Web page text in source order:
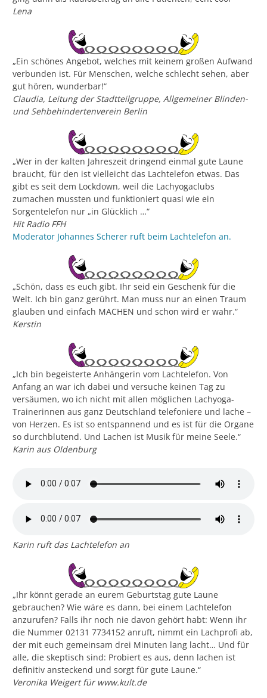
Lena
„Ein schönes Angebot, welches mit keinem großen Aufwand
verbunden ist. Für Menschen, welche schlecht sehen, aber
gut hören, wunderbar!“
Claudia, Leitung der Stadtteilgruppe, Allgemeiner Blinden-
und Sehbehindertenverein Berlin
„Wer in der kalten Jahreszeit dringend einmal gute Laune
braucht, für den ist vielleicht das Lachtelefon etwas. Das
gibt es seit dem Lockdown, weil die Lachyogaclubs
zumachen mussten und funktioniert quasi wie ein
Sorgentelefon nur „in Glücklich …“
Hit Radio FFH
Moderator Johannes Scherer ruft beim Lachtelefon an.
„Schön, dass es euch gibt. Ihr seid ein Geschenk für die
Welt. Ich bin ganz gerührt. Man muss nur an einen Traum
glauben und einfach MACHEN und schon wird er wahr.“
Kerstin
„Ich bin begeisterte Anhängerin vom Lachtelefon. Von
Anfang an war ich dabei und versuche keinen Tag zu
versäumen, wo ich nicht mit allen möglichen Lachyoga-
Trainerinnen aus ganz Deutschland telefoniere und lache –
von Herzen. Es ist so entspannend und es ist für die Organe
so durchblutend. Und Lachen ist Musik für meine Seele.“
Karin aus Oldenburg
Karin ruft das Lachtelefon an
„Ihr könnt gerade an eurem Geburtstag gute Laune
gebrauchen? Wie wäre es dann, bei einem Lachtelefon
anzurufen? Falls ihr noch nie davon gehört habt: Wenn ihr
die Nummer 02131 7734152 anruft, nimmt ein Lachprofi ab,
der mit euch gemeinsam drei Minuten lang lacht… Und für
alle, die skeptisch sind: Probiert es aus, denn lachen ist
definitiv ansteckend und sorgt für gute Laune.“
Veronika Weigert für www.kult.de